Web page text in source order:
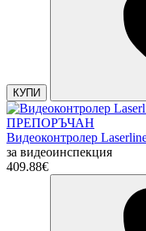
КУПИ
ПРЕПОРЪЧАН
Видеоконтролер
за видеоинспекция
409.88€